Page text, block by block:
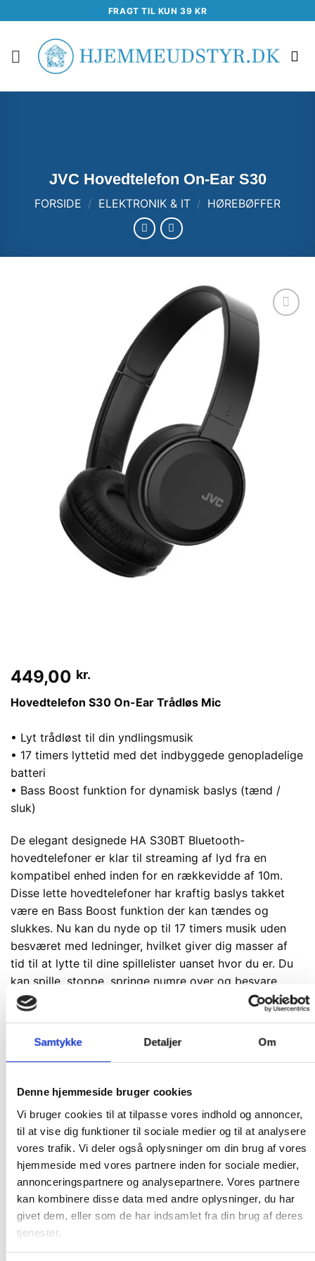
Samtykke Detaljer Om
Denne hjemmeside bruger cookies
Vi bruger cookies til at tilpasse vores indhold og annoncer,
til at vise dig funktioner til sociale medier og til at analysere
vores trafik. Vi deler også oplysninger om din brug af vores
hjemmeside med vores partnere inden for sociale medier,
annonceringspartnere og analysepartnere. Vores partnere
kan kombinere disse data med andre oplysninger, du har
givet dem, eller som de har indsamlet fra din brug af deres
tjenester.
til
FRAGT TIL KUN 39 KR
JVC Hovedtelefon On-Ear S30
FORSIDE / ELEKTRONIK & IT / HØREBØFFER
Tilføj til
449,00 kr.
Hovedtelefon S30 On-Ear Trådløs Mic
• Lyt trådløst til din yndlingsmusik
• 17 timers lyttetid med det indbyggede genopladelige
batteri
• Bass Boost funktion for dynamisk baslys (tænd /
sluk)
De elegant designede HA S30BT Bluetooth-
hovedtelefoner er klar til streaming af lyd fra en
kompatibel enhed inden for en rækkevidde af 10m.
Disse lette hovedtelefoner har kraftig baslys takket
være en Bass Boost funktion der kan tændes og
slukkes. Nu kan du nyde op til 17 timers musik uden
besværet med ledninger, hvilket giver dig masser af
tid til at lytte til dine spillelister uanset hvor du er. Du
kan spille, stoppe, springe numre over og besvare
opkald ved hjælp af knapperne på hovedtelefonerne.
hovedtelefoner pænt i tasken og kan altid være med
dig. Uanset din stil så passer HA S30BT til dig, vælg
Vores Webshop er e-mærket - naturligvis!
Køberbeskyttelse på kr. 10.000,-
En nem og gennemskuelig handel
Løbende kontrolleret
På lager
JVC Hovedtelefon On-Ear S30 antal